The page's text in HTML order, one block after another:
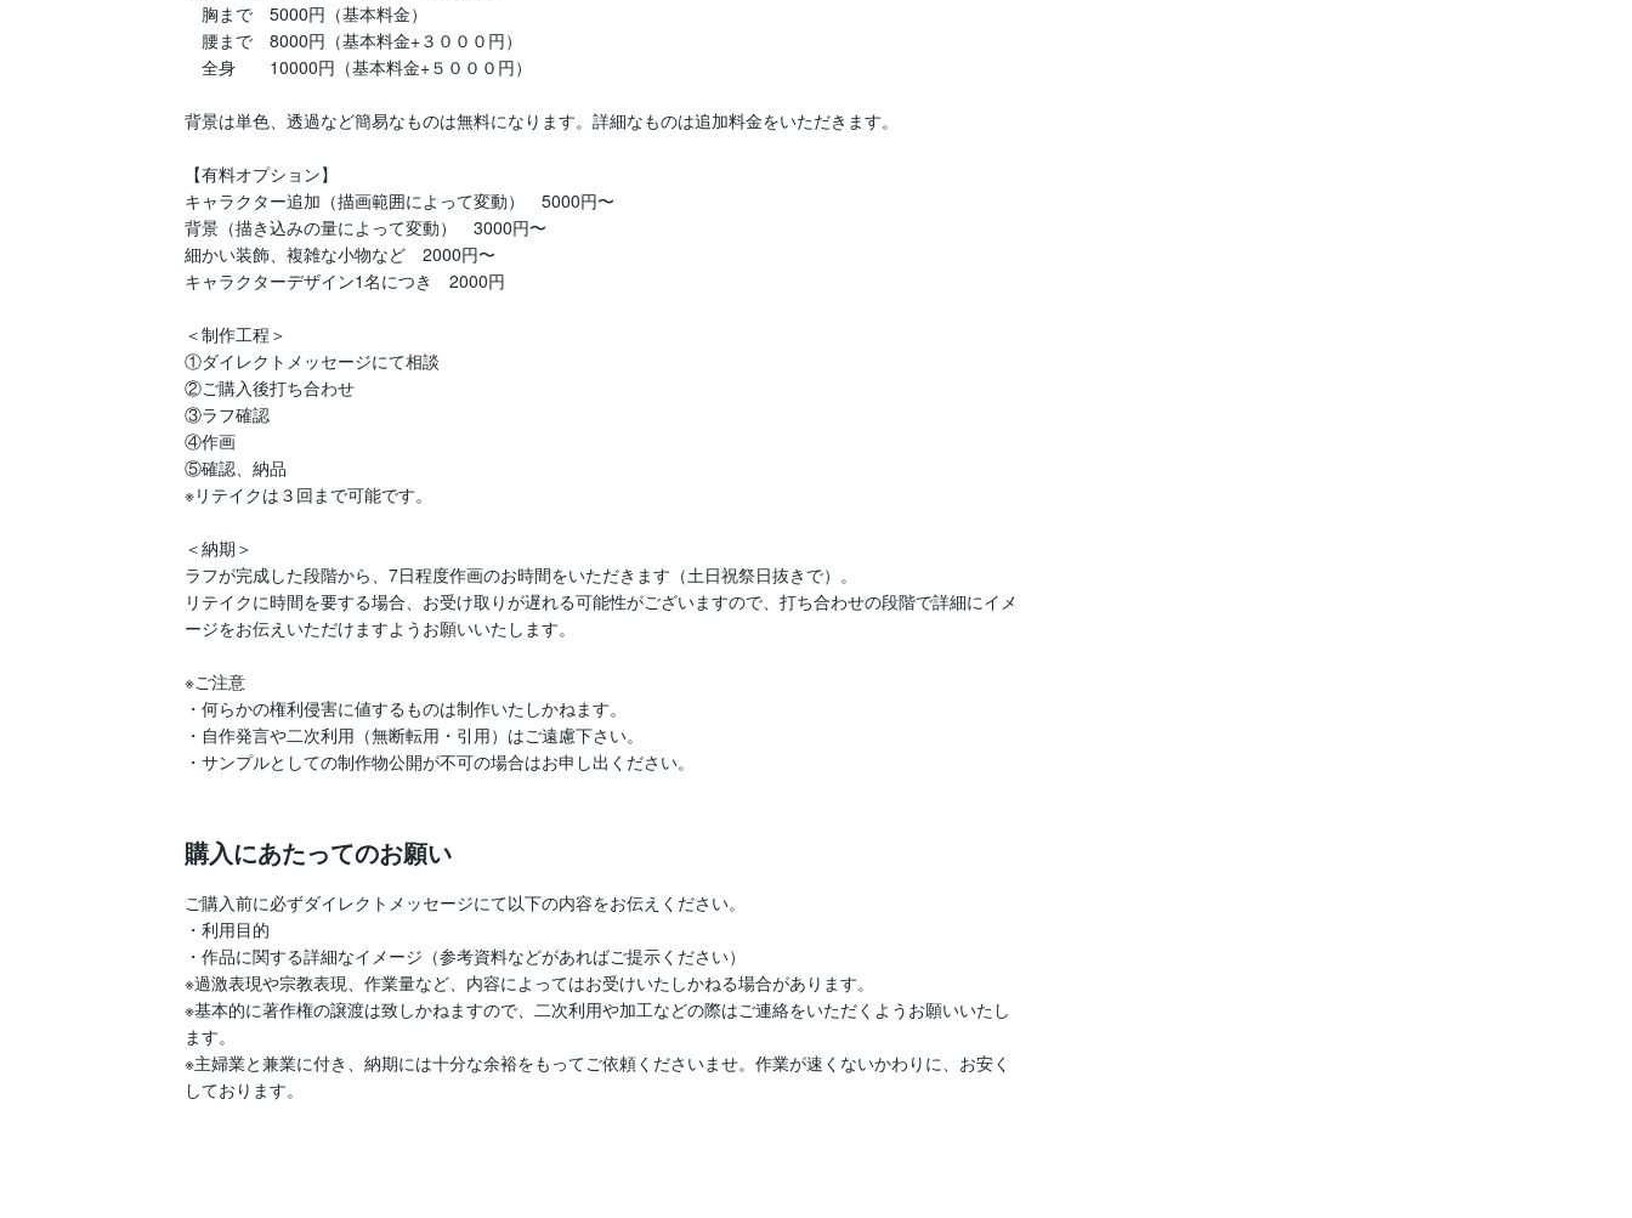
胸まで　5000円（基本料金）
腰まで　8000円（基本料金+３０００円）
全身　　10000円（基本料金+５０００円）
背景は単色、透過など簡易なものは無料になります。詳細なものは追加料金をいただきます。
【有料オプション】
キャラクター追加（描画範囲によって変動）　5000円〜
背景（描き込みの量によって変動）　3000円〜
細かい装飾、複雑な小物など　2000円〜
キャラクターデザイン1名につき　2000円
＜制作工程＞
①ダイレクトメッセージにて相談
②ご購入後打ち合わせ
③ラフ確認
④作画
⑤確認、納品
※リテイクは３回まで可能です。
＜納期＞
ラフが完成した段階から、7日程度作画のお時間をいただきます（土日祝祭日抜きで）。
リテイクに時間を要する場合、お受け取りが遅れる可能性がございますので、打ち合わせの段階で詳細にイメ
ージをお伝えいただけますようお願いいたします。
※ご注意
・何らかの権利侵害に値するものは制作いたしかねます。
・自作発言や二次利用（無断転用・引用）はご遠慮下さい。
・サンプルとしての制作物公開が不可の場合はお申し出ください。
購入にあたってのお願い
ご購入前に必ずダイレクトメッセージにて以下の内容をお伝えください。
・利用目的
・作品に関する詳細なイメージ（参考資料などがあればご提示ください）
※過激表現や宗教表現、作業量など、内容によってはお受けいたしかねる場合があります。
※基本的に著作権の譲渡は致しかねますので、二次利用や加工などの際はご連絡をいただくようお願いいたし
ます。
※主婦業と兼業に付き、納期には十分な余裕をもってご依頼くださいませ。作業が速くないかわりに、お安く
しております。